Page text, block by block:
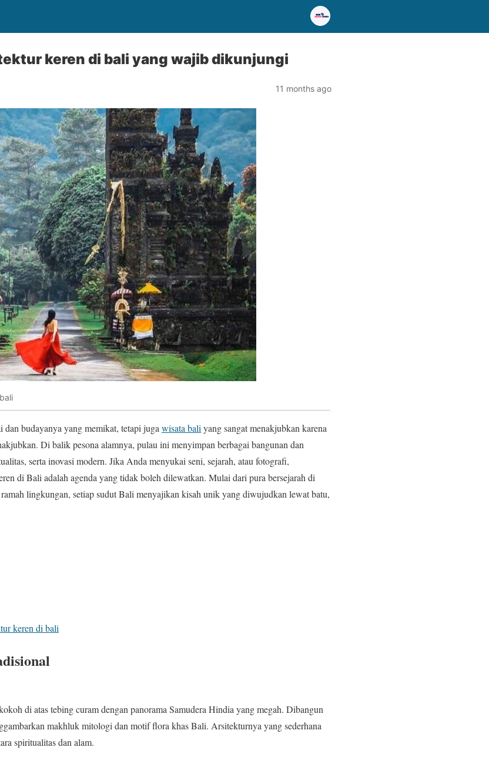
keren di bali yang wajib dikunjungi
11 months ago
budayanya yang memikat, tetapi juga wisata bali yang sangat menakjubkan karena
Di balik pesona alamnya, pulau ini menyimpan berbagai bangunan dan
serta inovasi modern. Jika Anda menyukai seni, sejarah, atau fotografi,
di Bali adalah agenda yang tidak boleh dilewatkan. Mulai dari pura bersejarah di
lingkungan, setiap sudut Bali menyajikan kisah unik yang diwujudkan lewat batu,
keren di bali
di atas tebing curam dengan panorama Samudera Hindia yang megah. Dibangun
makhluk mitologi dan motif flora khas Bali. Arsitekturnya yang sederhana
spiritualitas dan alam.